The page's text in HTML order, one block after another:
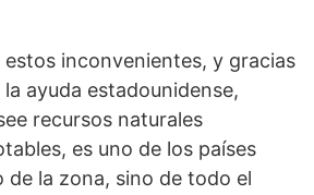
inconvenientes, y gracias
ayuda estadounidense,
recursos naturales
es uno de los países
de la zona, sino de todo el